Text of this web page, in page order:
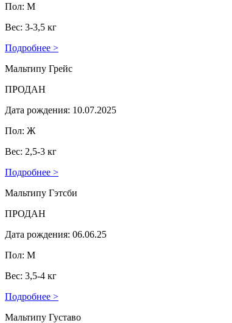
Пол: М
Вес: 3-3,5 кг
Подробнее >
Мальтипу Грейс
ПРОДАН
Дата рождения: 10.07.2025
Пол: Ж
Вес: 2,5-3 кг
Подробнее >
Мальтипу Гэтсби
ПРОДАН
Дата рождения: 06.06.25
Пол: М
Вес: 3,5-4 кг
Подробнее >
Мальтипу Густаво